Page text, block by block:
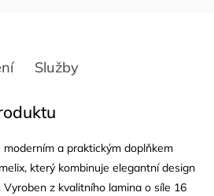
Služby
a praktickým doplňkem
který kombinuje elegantní design
z kvalitního lamina o síle 16